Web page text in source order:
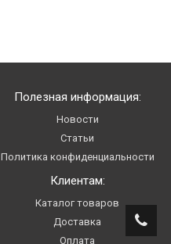
Клиентам:
Каталог товаров
Доставка
Оплата
Полезная информация:
Новости
Статьи
Политика конфиденциальности